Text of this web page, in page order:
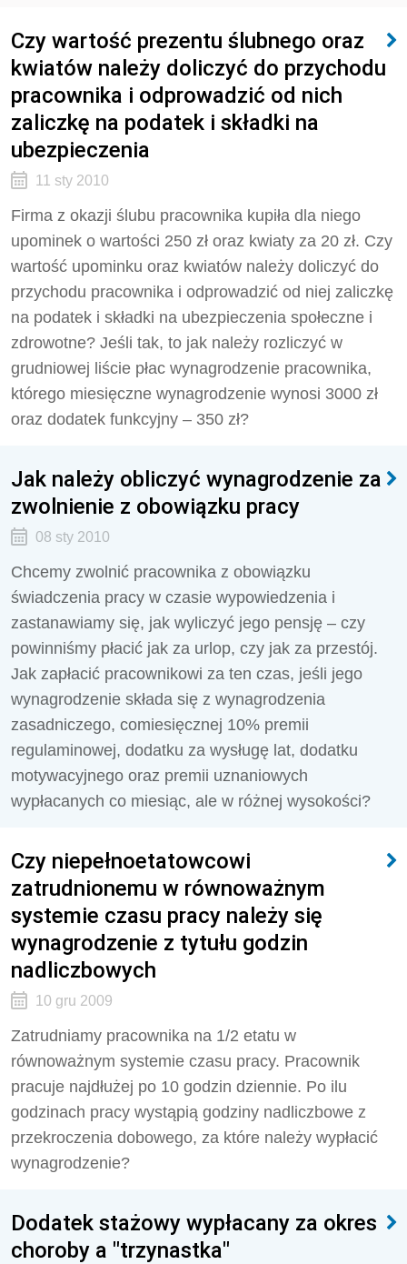
Czy wartość prezentu ślubnego oraz
kwiatów należy doliczyć do przychodu
pracownika i odprowadzić od nich
zaliczkę na podatek i składki na
ubezpieczenia
11 sty 2010
Firma z okazji ślubu pracownika kupiła dla niego
upominek o wartości 250 zł oraz kwiaty za 20 zł. Czy
wartość upominku oraz kwiatów należy doliczyć do
przychodu pracownika i odprowadzić od niej zaliczkę
na podatek i składki na ubezpieczenia społeczne i
zdrowotne? Jeśli tak, to jak należy rozliczyć w
grudniowej liście płac wynagrodzenie pracownika,
którego miesięczne wynagrodzenie wynosi 3000 zł
oraz dodatek funkcyjny – 350 zł?
Jak należy obliczyć wynagrodzenie za
zwolnienie z obowiązku pracy
08 sty 2010
Chcemy zwolnić pracownika z obowiązku
świadczenia pracy w czasie wypowiedzenia i
zastanawiamy się, jak wyliczyć jego pensję – czy
powinniśmy płacić jak za urlop, czy jak za przestój.
Jak zapłacić pracownikowi za ten czas, jeśli jego
wynagrodzenie składa się z wynagrodzenia
zasadniczego, comiesięcznej 10% premii
regulaminowej, dodatku za wysługę lat, dodatku
motywacyjnego oraz premii uznaniowych
wypłacanych co miesiąc, ale w różnej wysokości?
Czy niepełnoetatowcowi
zatrudnionemu w równoważnym
systemie czasu pracy należy się
wynagrodzenie z tytułu godzin
nadliczbowych
10 gru 2009
Zatrudniamy pracownika na 1/2 etatu w
równoważnym systemie czasu pracy. Pracownik
pracuje najdłużej po 10 godzin dziennie. Po ilu
godzinach pracy wystąpią godziny nadliczbowe z
przekroczenia dobowego, za które należy wypłacić
wynagrodzenie?
Dodatek stażowy wypłacany za okres
choroby a "trzynastka"